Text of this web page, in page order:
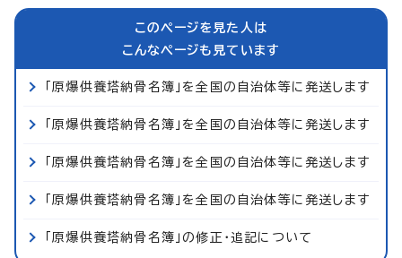
このページを見た人は
こんなページも見ています
「原爆供養塔納骨名簿」を全国の自治体等に発送します
「原爆供養塔納骨名簿」を全国の自治体等に発送します
「原爆供養塔納骨名簿」を全国の自治体等に発送します
「原爆供養塔納骨名簿」を全国の自治体等に発送します
「原爆供養塔納骨名簿」の修正・追記について